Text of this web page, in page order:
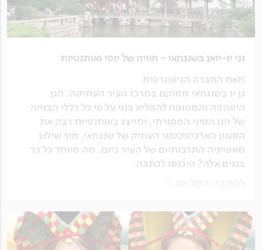
גני יו-יואן בשנגחאי - חוויה של יופי ואותנטיות
מאת החברה הגיאוגרפית
גן יו בשנגחאי ממוקם במרכז העיר העתיקה. הגן
היפהפה והמטופח להפליא בנוי על פי כל כללי הבנייה
של הגן הסיני המסורתי, ומייצג באותנטיות רבה את
הסגנון הארכיטקטוני העתיק של שנגחאי, תוך שילוב
מאפייניה התרבותיים של העיר כיום. מה מיוחד כל כך
בגנים אלה? היכנסו לכתבה.